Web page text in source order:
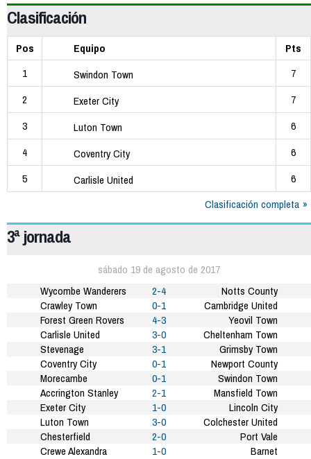
Clasificación
Pos Equipo
Pts
1
Swindon Town
7
2
Exeter City
7
3
Luton Town
6
4
Coventry City
6
5
Carlisle United
6
Clasificación completa
3ª jornada
sábado 19 de agosto de 2017
Wycombe Wanderers
2-4
Notts County
Crawley Town
0-1
Cambridge United
Forest Green Rovers
4-3
Yeovil Town
Carlisle United
3-0
Cheltenham Town
Stevenage
3-1
Grimsby Town
Coventry City
0-1
Newport County
Morecambe
0-1
Swindon Town
Accrington Stanley
2-1
Mansfield Town
Exeter City
1-0
Lincoln City
Luton Town
3-0
Colchester United
Chesterfield
2-0
Port Vale
Crewe Alexandra
1-0 Barnet